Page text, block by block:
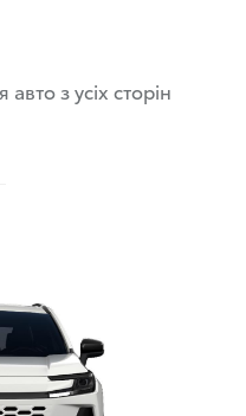
авто з усіх сторін